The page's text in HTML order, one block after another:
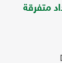
متفرقة